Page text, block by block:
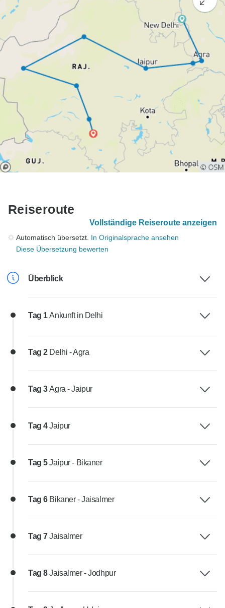
Reiseroute
Vollständige Reiseroute anzeigen
Automatisch übersetzt. In Originalsprache ansehen
Diese Übersetzung bewerten
Überblick
Tag 1Ankunft in Delhi
Tag 2 Delhi - Agra
Tag 3Agra - Jaipur
Tag 4Jaipur
Tag 5Jaipur - Bikaner
Tag 6 Bikaner - Jaisalmer
Tag 7Jaisalmer
Tag 8Jaisalmer - Jodhpur